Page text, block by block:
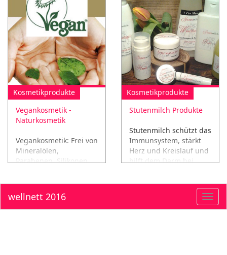
Kosmetikprodukte
Vegankosmetik -
Naturkosmetik
Vegankosmetik: Frei von
Mineralölen,
Parabenen, Silikonen
Kosmetikprodukte
Stutenmilch Produkte
Stutenmilch schützt das
Immunsystem, stärkt
Herz und Kreislauf und
hilft dem Darm bei
wellnett 2016